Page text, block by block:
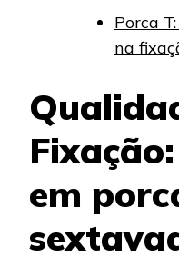
Porca
na
em